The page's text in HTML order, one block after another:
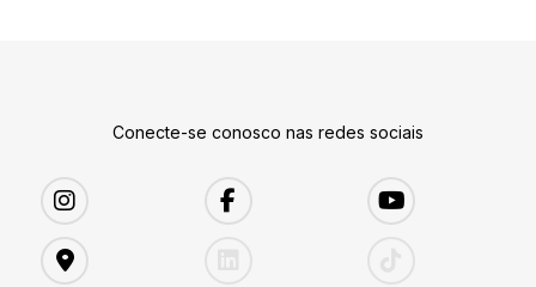
Conecte-se conosco nas redes sociais